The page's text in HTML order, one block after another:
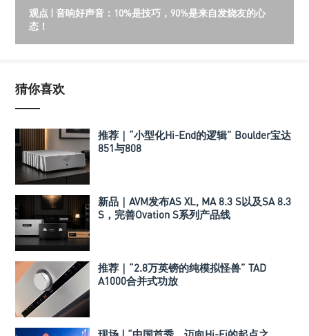
观点 | 音响好声音：10%是技巧，90%是来自发烧友的心
态！
猜你喜欢
推荐｜“小型化Hi-End的逻辑” Boulder宝达
851与808
新品｜AVM发布AS XL, MA 8.3 S以及SA 8.3
S，完善Ovation S系列产品线
推荐｜“2.8万英镑的纯模拟怪兽” TAD
A1000合并式功放